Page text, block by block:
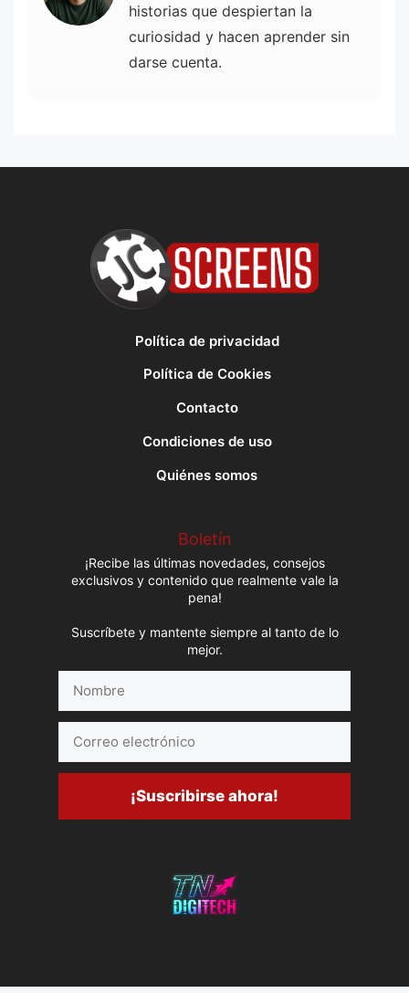
historias que despiertan la
curiosidad y hacen aprender sin
darse cuenta.
Política de privacidad
Política de Cookies
Contacto
Condiciones de uso
Quiénes somos
Boletín
¡Recibe las últimas novedades, consejos
exclusivos y contenido que realmente vale la
pena!
Suscríbete y mantente siempre al tanto de lo
mejor.
electrónico
¡Suscribirse ahora!